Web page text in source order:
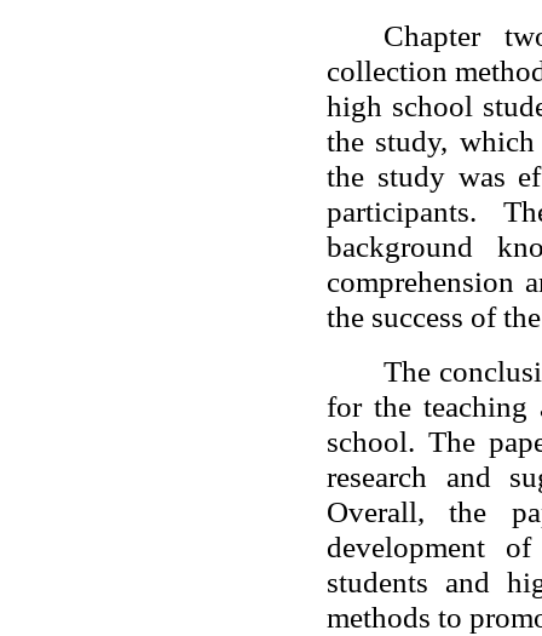
Chapter
collection
high school
the study,
the study was
participants.
background
comprehension
the success of
The
for the
school. The
research and
Overall, the
development
students and
methods to